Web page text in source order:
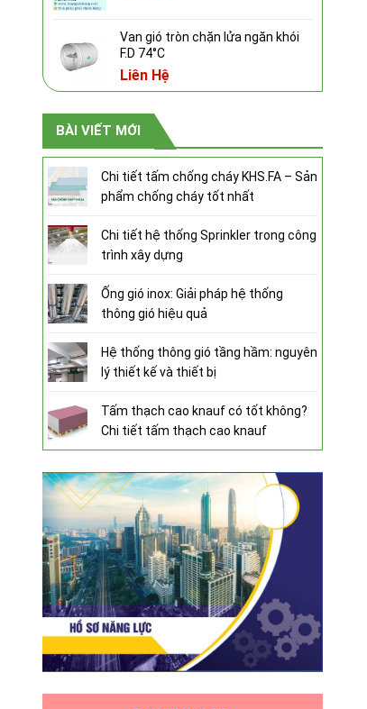
Van gió tròn chặn lửa ngăn khói
F.D 74°C
Liên Hệ
BÀI VIẾT MỚI
Chi tiết tấm chống cháy KHS.FA – Sản
phẩm chống cháy tốt nhất
Chi tiết hệ thống Sprinkler trong công
trình xây dựng
Ống gió inox: Giải pháp hệ thống
thông gió hiệu quả
Hệ thống thông gió tầng hầm: nguyên
lý thiết kế và thiết bị
Tấm thạch cao knauf có tốt không?
Chi tiết tấm thạch cao knauf